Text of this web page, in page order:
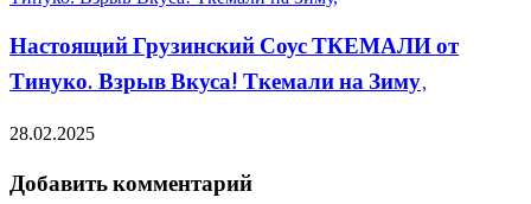
Настоящий Грузинский Соус ТКЕМАЛИ от
Тинуко. Взрыв Вкуса! Ткемали на Зиму,
28.02.2025
Добавить комментарий